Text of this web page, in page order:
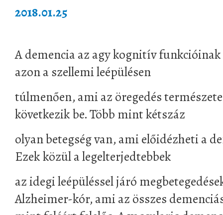
2018.01.25
A demencia az agy kognitív
azon a szellemi leépülésen
túlmenően, ami az öregedés
következik be. Több mint kétszáz
olyan betegség van, ami előidézheti a
Ezek közül a legelterjedtebbek
az idegi leépüléssel járó
Alzheimer-kór, ami az összes